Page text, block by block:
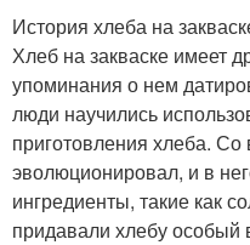
История хлеба на
Хлеб на закваске имеет
упоминания о нем
люди научились
приготовления хлеба.
эволюционировал, и в
ингредиенты, такие как
придавали хлебу особый